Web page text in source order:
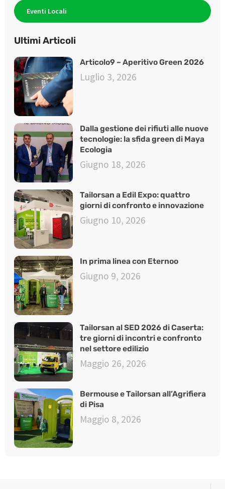
Eventi Locali
Ultimi Articoli
Articolo9 – Aperitivo Green 2026
Luglio 3, 2026
Dalla gestione dei rifiuti alle nuove
tecnologie: la sfida green di Maya
Ecologia
Giugno 18, 2026
Tailorsan a Edil Expo: quattro
giorni di confronto e innovazione
Giugno 10, 2026
In prima linea con Eternoo
Giugno 9, 2026
Tailorsan al SED 2026 di Caserta:
tre giorni di incontri e confronto
nel settore edilizio
Maggio 26, 2026
Bermouse e Tailorsan all’Agrifiera
di Pisa
Maggio 8, 2026